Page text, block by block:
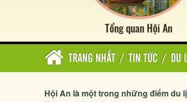
Tổng quan Hội An
TRANG NHẤT / TIN TỨC / DU
Hội An là một trong những điểm du